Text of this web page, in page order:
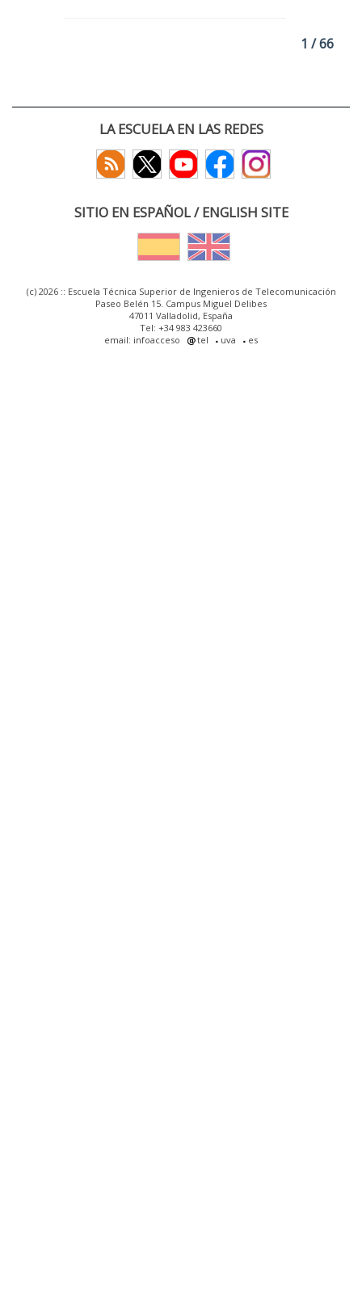
1 / 66
LA ESCUELA EN LAS REDES
SITIO EN ESPAÑOL / ENGLISH SITE
(c) 2026 :: Escuela Técnica Superior de Ingenieros de Telecomunicación
Paseo Belén 15. Campus Miguel Delibes
47011 Valladolid, España
Tel: +34 983 423660
email: infoacceso
tel uva es